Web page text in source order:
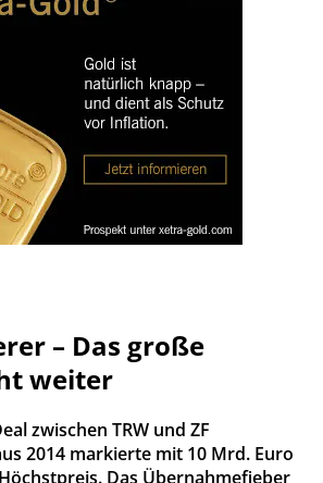
– Das große
weiter
zwischen TRW und ZF
2014 markierte mit 10 Mrd. Euro
Das Übernahmefieber